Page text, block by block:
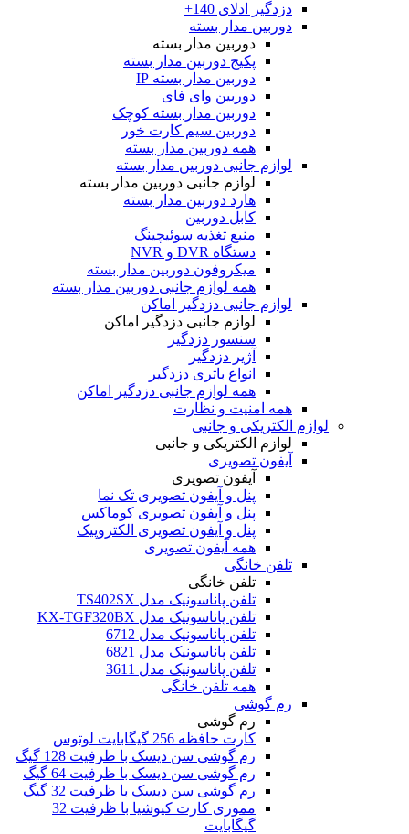
دزدگیر ادلای 140+
دوربین مدار بسته
دوربین مدار بسته
پکیج دوربین مدار بسته
دوربین مدار بسته IP
دوربین وای فای
دوربین مدار بسته کوچک
دوربین سیم کارت خور
همه دوربین مدار بسته
لوازم جانبی دوربین مدار بسته
لوازم جانبی دوربین مدار بسته
هارد دوربین مدار بسته
کابل دوربین
منبع تغذیه سوئیچینگ
دستگاه DVR و NVR
میکروفون دوربین مدار بسته
همه لوازم جانبی دوربین مدار بسته
لوازم جانبی دزدگیر اماکن
لوازم جانبی دزدگیر اماکن
سنسور دزدگیر
آژیر دزدگیر
انواع باتری دزدگیر
همه لوازم جانبی دزدگیر اماکن
همه امنیت و نظارت
لوازم الکتریکی و جانبی
لوازم الکتریکی و جانبی
آیفون تصویری
آیفون تصویری
پنل و آیفون تصویری تک نما
پنل و آیفون تصویری کوماکس
پنل و آیفون تصویری الکتروپیک
همه آیفون تصویری
تلفن خانگی
تلفن خانگی
تلفن پاناسونیک مدل TS402SX
تلفن پاناسونیک مدل KX-TGF320BX
تلفن پاناسونیک مدل 6712
تلفن پاناسونیک مدل 6821
تلفن پاناسونیک مدل 3611
همه تلفن خانگی
رم گوشی
رم گوشی
کارت حافظه 256 گیگابایت لوتوس
رم گوشی سن دیسک با ظرفیت 128 گیگ
رم گوشی سن دیسک با ظرفیت 64 گیگ
رم گوشی سن دیسک با ظرفیت 32 گیگ
مموری کارت کیوشیا با ظرفیت 32
گیگابایت